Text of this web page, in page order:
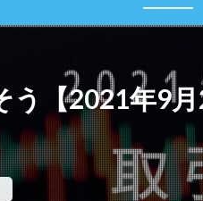
う【2021年9